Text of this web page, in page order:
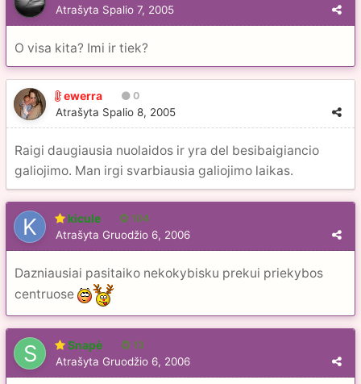
Atrašyta Spalio 7, 2005
O visa kita? Imi ir tiek?
ewerra 0
Atrašyta Spalio 8, 2005
Raigi daugiausia nuolaidos ir yra del besibaigiancio
galiojimo. Man irgi svarbiausia galiojimo laikas.
kicule 104
Atrašyta Gruodžio 6, 2006
Dazniausiai pasitaiko nekokybisku prekui priekybos
centruose
Snapė 13
Atrašyta Gruodžio 6, 2006